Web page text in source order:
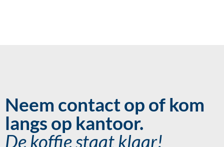
Neem contact op of kom
langs op kantoor.
De koffie staat klaar!